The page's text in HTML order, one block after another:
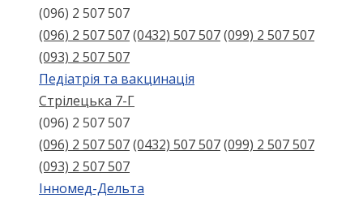
(096) 2 507 507
(096) 2 507 507(0432) 507 507(099) 2 507 507
(093) 2 507 507
Педіатрія та вакцинація
Стрілецька 7-Г
(096) 2 507 507
(096) 2 507 507(0432) 507 507(099) 2 507 507
(093) 2 507 507
Інномед-Дельта